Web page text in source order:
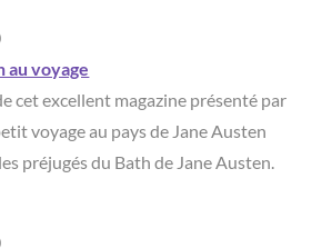
au voyage
cet excellent magazine présenté par
voyage au pays de Jane Austen
préjugés du Bath de Jane Austen.